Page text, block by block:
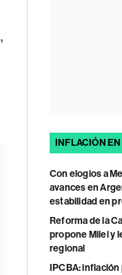
,
INFLACIÓN
Con elogios a
avances en
estabilidad en
Reforma de la
propone Milei y
regional
IPCBA: